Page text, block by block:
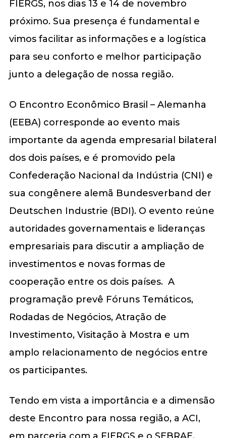
FIERGS, nos dias 13 e 14 de novembro
próximo. Sua presença é fundamental e
vimos facilitar as informações e a logística
para seu conforto e melhor participação
junto a delegação de nossa região.
O Encontro Econômico Brasil – Alemanha
(EEBA) corresponde ao evento mais
importante da agenda empresarial bilateral
dos dois países, e é promovido pela
Confederação Nacional da Indústria (CNI) e
sua congênere alemã Bundesverband der
Deutschen Industrie (BDI). O evento reúne
autoridades governamentais e lideranças
empresariais para discutir a ampliação de
investimentos e novas formas de
cooperação entre os dois países. A
programação prevê Fóruns Temáticos,
Rodadas de Negócios, Atração de
Investimento, Visitação à Mostra e um
amplo relacionamento de negócios entre
os participantes.
Tendo em vista a importância e a dimensão
deste Encontro para nossa região, a ACI,